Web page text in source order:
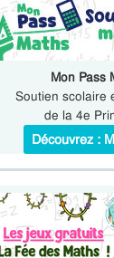
Mon Pass
Soutien scolaire
de la 4e
Découvrez :